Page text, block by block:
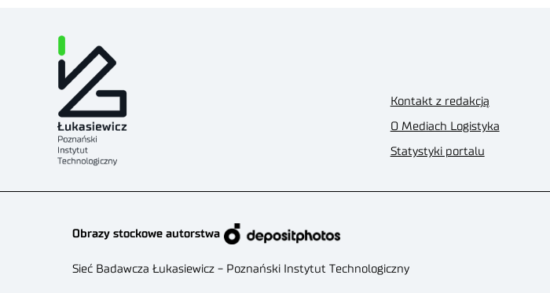
Kontakt z redakcją
O Mediach Logistyka
Statystyki portalu
Obrazy stockowe autorstwa
Sieć Badawcza Łukasiewicz - Poznański Instytut Technologiczny